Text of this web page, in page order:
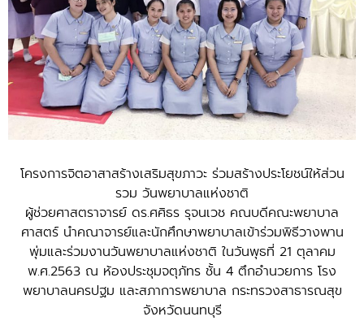
โครงการจิตอาสาสร้างเสริมสุขภาวะ ร่วมสร้างประโยชน์ให้ส่วน
รวม วันพยาบาลแห่งชาติ
ผู้ช่วยศาสตราจารย์ ดร.ศศิธร รุจนเวช คณบดีคณะพยาบาล
ศาสตร์ นำคณาจารย์และนักศึกษาพยาบาลเข้าร่วมพิธีวางพาน
พุ่มและร่วมงานวันพยาบาลแห่งชาติ ในวันพุธที่ 21 ตุลาคม
พ.ศ.2563 ณ ห้องประชุมจตุภัทร ชั้น 4 ตึกอำนวยการ โรง
พยาบาลนครปฐม และสภาการพยาบาล กระทรวงสาธารณสุข
จังหวัดนนทบุรี